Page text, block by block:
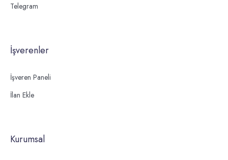
Telegram
İşverenler
İşveren Paneli
İlan Ekle
Kurumsal